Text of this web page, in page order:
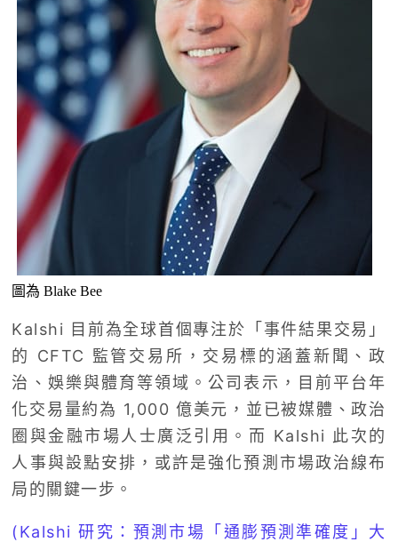
圖為 Blake Bee
Kalshi 目前為全球首個專注於「事件結果交易」
的 CFTC 監管交易所，交易標的涵蓋新聞、政
治、娛樂與體育等領域。公司表示，目前平台年
化交易量約為 1,000 億美元，並已被媒體、政治
圈與金融市場人士廣泛引用。而 Kalshi 此次的
人事與設點安排，或許是強化預測市場政治線布
局的關鍵一步。
(Kalshi 研究：預測市場「通膨預測準確度」大